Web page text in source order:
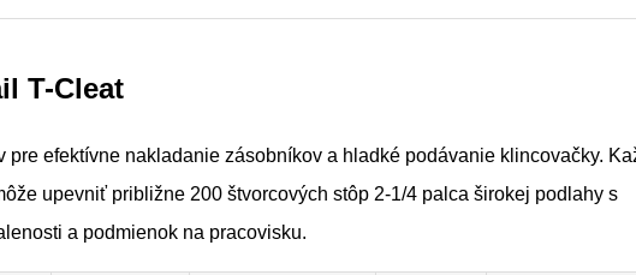
T-Cleat
pre efektívne nakladanie zásobníkov a hladké podávanie klincovačky.
upevniť približne 200 štvorcových stôp 2-1/4 palca širokej podlahy s
a podmienok na pracovisku.